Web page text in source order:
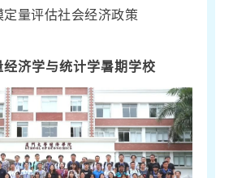
定量评估社会经济政策
经济学与统计学暑期学校